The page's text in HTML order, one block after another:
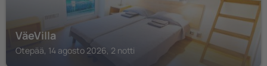
VäeVilla
Otepää, 14 agosto 2026, 2 notti